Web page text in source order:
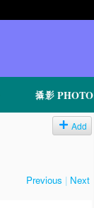
攝影 PHOTO
Add
Previous | Next